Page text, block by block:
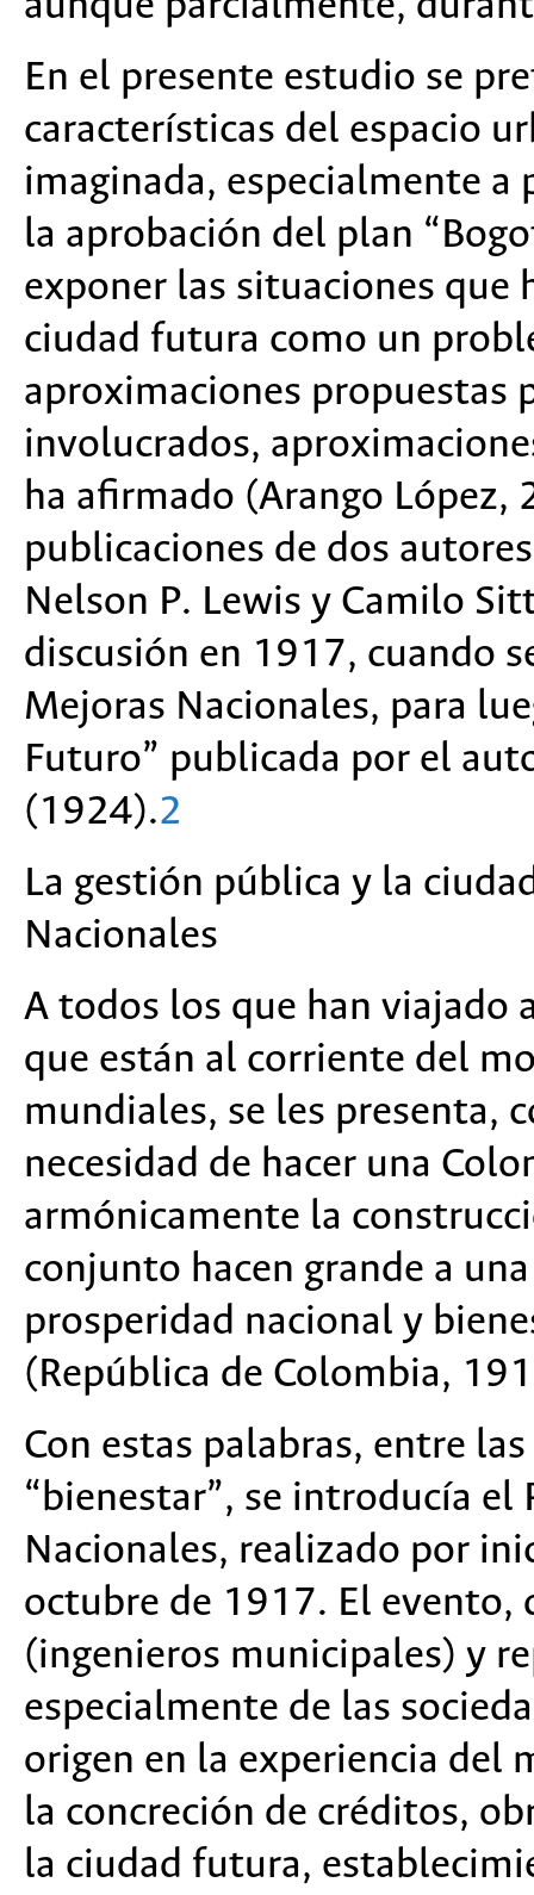
En el presente estudio se
características del espacio
imaginada, especialmente a
la aprobación del plan
exponer las situaciones que
ciudad futura como un
aproximaciones propuestas
involucrados,
ha afirmado (Arango López,
publicaciones de dos
Nelson P. Lewis y Camilo
discusión en 1917, cuando
Mejoras Nacionales, para
Futuro” publicada por el
(1924).2
La gestión pública y la
Nacionales
A todos los que han viajado
que están al corriente del
mundiales, se les presenta,
necesidad de hacer una
armónicamente la
conjunto hacen grande a
prosperidad nacional y
(República de Colombia,
Con estas palabras, entre
“bienestar”, se introducía el
Nacionales, realizado por
octubre de 1917. El
(ingenieros municipales) y
especialmente de las
origen en la experiencia del
la concreción de créditos,
la ciudad futura,